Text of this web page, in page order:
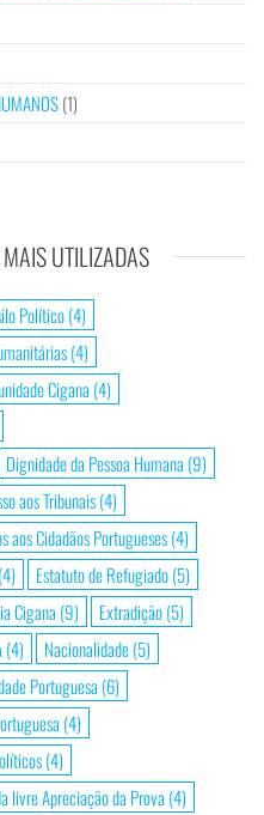
(1)
UTILIZADAS
Político(4)
(4)
Cigana (4)
Dignidade da Pessoa Humana (9)
aos Tribunais(4)
aos Cidadãos Portugueses(4)
(4) Estatuto de Refugiado(5)
Cigana (9) Extradição(5)
(4) Nacionalidade(5)
Portuguesa (6)
(4)
(4)
livre Apreciação da Prova (4)